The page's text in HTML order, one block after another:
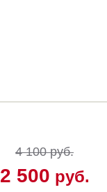
4 100 руб.
2 500 руб.